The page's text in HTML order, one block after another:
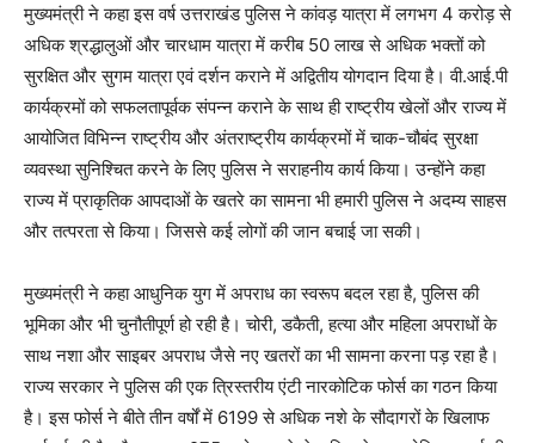
मुख्यमंत्री ने कहा इस वर्ष उत्तराखंड पुलिस ने कांवड़ यात्रा में लगभग 4 करोड़ से
अधिक श्रद्धालुओं और चारधाम यात्रा में करीब 50 लाख से अधिक भक्तों को
सुरक्षित और सुगम यात्रा एवं दर्शन कराने में अद्वितीय योगदान दिया है। वी.आई.पी
कार्यक्रमों को सफलतापूर्वक संपन्न कराने के साथ ही राष्ट्रीय खेलों और राज्य में
आयोजित विभिन्न राष्ट्रीय और अंतराष्ट्रीय कार्यक्रमों में चाक-चौबंद सुरक्षा
व्यवस्था सुनिश्चित करने के लिए पुलिस ने सराहनीय कार्य किया। उन्होंने कहा
राज्य में प्राकृतिक आपदाओं के खतरे का सामना भी हमारी पुलिस ने अदम्य साहस
और तत्परता से किया। जिससे कई लोगों की जान बचाई जा सकी।
मुख्यमंत्री ने कहा आधुनिक युग में अपराध का स्वरूप बदल रहा है, पुलिस की
भूमिका और भी चुनौतीपूर्ण हो रही है। चोरी, डकैती, हत्या और महिला अपराधों के
साथ नशा और साइबर अपराध जैसे नए खतरों का भी सामना करना पड़ रहा है।
राज्य सरकार ने पुलिस की एक त्रिस्तरीय एंटी नारकोटिक फोर्स का गठन किया
है। इस फोर्स ने बीते तीन वर्षों में 6199 से अधिक नशे के सौदागरों के खिलाफ